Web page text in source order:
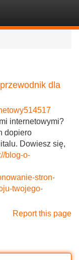
dla
internetowymi?
dopiero
Dowiesz się,
blog-o-
stron-
twojego-
Report this page